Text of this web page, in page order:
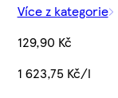
Více z kategorie
129,90 Kč
1 623,75 Kč/l